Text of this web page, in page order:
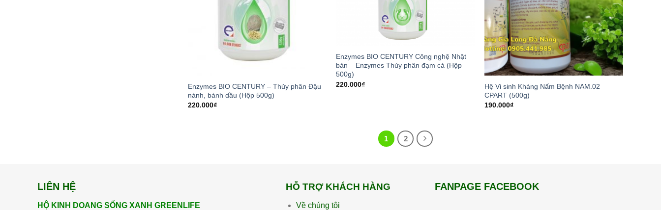
Enzymes BIO CENTURY – Thủy phân Đậu
nành, bánh dầu (Hộp 500g)
220.000₫
Enzymes BIO CENTURY Công nghệ Nhật
bản – Enzymes Thủy phân đạm cá (Hộp
500g)
220.000₫
Hệ Vi sinh Kháng Nấm Bệnh NAM.02
CPART (500g)
190.000₫
1 2
LIÊN HỆ
HỘ KINH DOANG SỐNG XANH GREENLIFE
HỖ TRỢ KHÁCH HÀNG
Về chúng tôi
FANPAGE FACEBOOK